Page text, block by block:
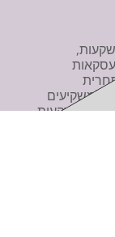
למשקיעים
של והשקעות